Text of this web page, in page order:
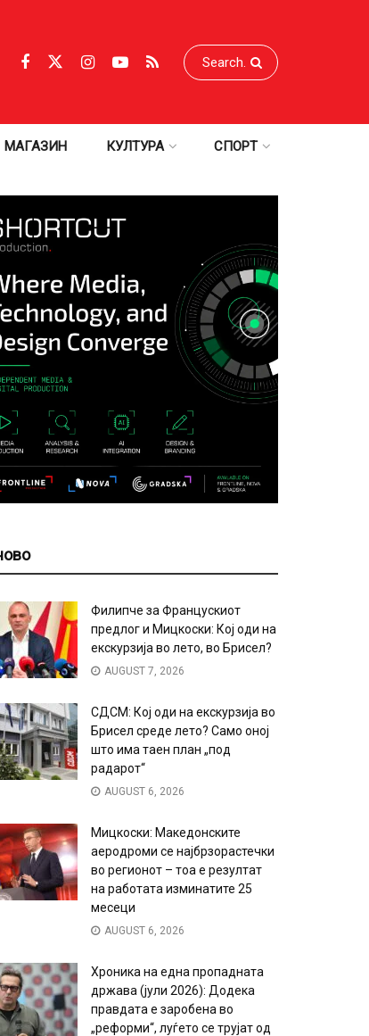
МАГАЗИН КУЛТУРА СПОРТ
Филипче за Францускиот
предлог и Мицкоски: Кој оди на
екскурзија во лето, во Брисел?
AUGUST 7, 2026
СДСМ: Кој оди на екскурзија во
Брисел среде лето? Само оној
што има таен план „под
радарот“
AUGUST 6, 2026
Мицкоски: Македонските
аеродроми се најбрзорастечки
во регионот – тоа е резултат
на работата изминатите 25
месеци
AUGUST 6, 2026
Хроника на една пропадната
држава (јули 2026): Додека
правдата е заробена во
„реформи“, луѓето се трујат од